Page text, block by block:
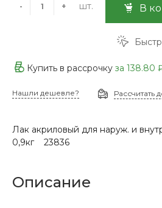
- + шт. В
Купить в рассрочку за 138.80
Нашли дешевле? Рассчитать
Лак акриловый для наруж. и
0,9кг 23836
Описание